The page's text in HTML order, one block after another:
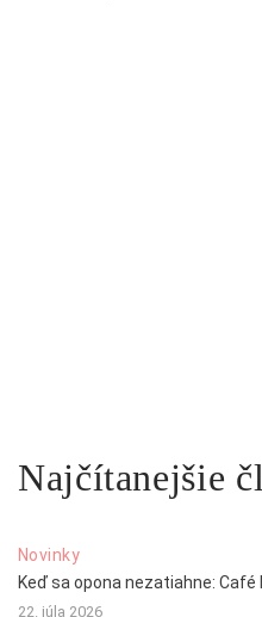
Najčítanejšie
Novinky
Keď sa opona nezatiahne: Café
22. júla 2026